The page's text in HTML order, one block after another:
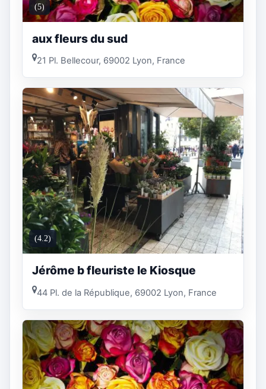
(5)
aux fleurs du sud
21 Pl. Bellecour, 69002 Lyon, France
(4.2)
Jérôme b fleuriste le Kiosque
44 Pl. de la République, 69002 Lyon, France